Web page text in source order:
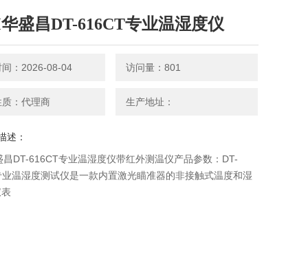
盛昌DT-616CT专业温湿度仪
间：2026-08-04 访问量：801
：代理商 生产地址：
述：
昌DT-616CT专业温湿度仪带红外测温仪产品参数：DT-
温湿度测试仪是一款内置激光瞄准器的非接触式温度和湿